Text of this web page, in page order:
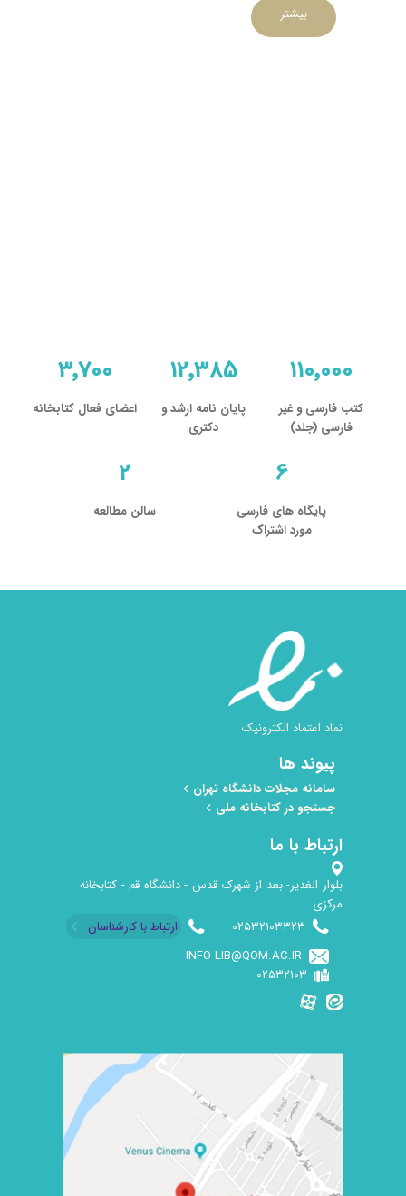
بیشتر
110٬000
کتب فارسی و غیر
فارسی (جلد)
12٬385
پایان نامه ارشد و
دکتری
3٬700
اعضای فعال کتابخانه
6
پایگاه های فارسی
مورد اشتراک
2
سالن مطالعه
نماد اعتماد الکترونیک
پیوند ها
سامانه مجلات دانشگاه تهران
جستجو در کتابخانه ملی
ارتباط با ما
بلوار الغدیر- بعد از شهرک قدس - دانشگاه قم - کتابخانه
مرکزی
۰۲۵۳۲۱۰۳۳۲۳
ارتباط با کارشناسان
INFO-LIB@QOM.AC.IR
۰۲۵۳۲۱۰۳